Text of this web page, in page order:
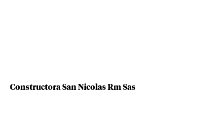
Constructora San Nicolas Rm Sas